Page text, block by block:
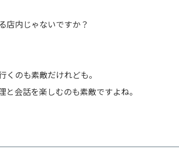
店内じゃないですか？
のも素敵だけれども。
会話を楽しむのも素敵ですよね。